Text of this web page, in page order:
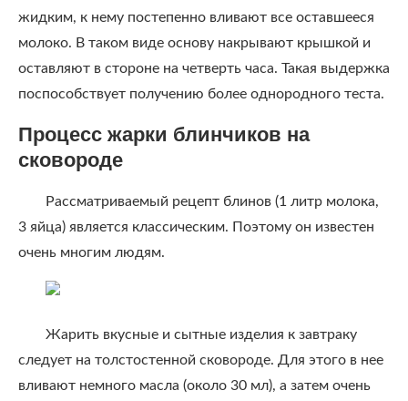
жидким, к нему постепенно вливают все оставшееся
молоко. В таком виде основу накрывают крышкой и
оставляют в стороне на четверть часа. Такая выдержка
поспособствует получению более однородного теста.
Процесс жарки блинчиков на
сковороде
Рассматриваемый рецепт блинов (1 литр молока,
3 яйца) является классическим. Поэтому он известен
очень многим людям.
Жарить вкусные и сытные изделия к завтраку
следует на толстостенной сковороде. Для этого в нее
вливают немного масла (около 30 мл), а затем очень